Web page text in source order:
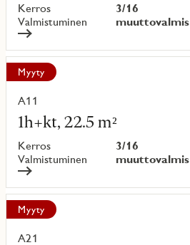
Kerros
3/16
Valmistuminen
muuttovalmis
Myyty
A11
1h+kt, 22.5 m²
Kerros
3/16
Valmistuminen
muuttovalmis
Lue
lisää
kohteesta
Myyty
A21
Lue